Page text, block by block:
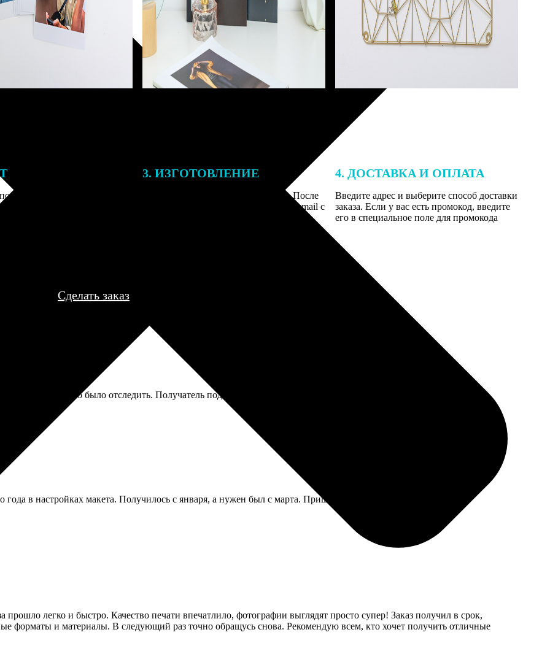
заказа к печати
могут связаться с Вами
телефону или email для
деталей.
3. ИЗГОТОВЛЕНИЕ
Оплатите заказ банковской картой. После
оплаты получите подтверждение на email с
описанием заказа. Когда отправим заказ
4. ДОСТАВКА И ОПЛАТА
Введите адрес и выберите способ доставки
заказа. Если у вас есть промокод, введите
его в специальное поле для промокода
Сделать заказ
прислали, можно было отследить. Получатель подтвердил, что всё дошло в целости.
года в настройках макета. Получилось с января, а нужен был с марта. Пришлось заказывать новый, своей
легко и быстро. Качество печати впечатлило, фотографии выглядят просто супер! Заказ получил в срок,
форматы и материалы. В следующий раз точно обращусь снова. Рекомендую всем, кто хочет получить отличные